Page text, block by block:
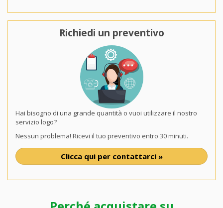
Richiedi un preventivo
Hai bisogno di una grande quantità o vuoi utilizzare il nostro
servizio logo?
Nessun problema! Ricevi il tuo preventivo entro 30 minuti.
Clicca qui per contattarci »